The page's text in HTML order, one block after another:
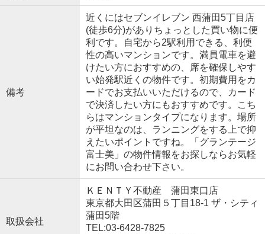
備考
近くにはセブンイレブン 西蒲田5丁目店
(徒歩6分)がありちょっとした買い物に便
利です。自宅から2駅利用できる、利便
性の高いマンションです。満員電車を避
けたい方におすすめの、席を確保しやす
い始発駅近くの物件です。初期費用をカ
ードでお支払いいただけるので、カード
で決済したい方にもおすすめです。こち
らはマンションタイプになります。場所
が平坦なのは、ランニングをする上で抑
えたいポイントですね。「グランテージ
富士美」の物件情報をお探しならお気軽
にお問い合わせ下さい。
取扱会社
ＫＥＮＴＹ不動産 蒲田東口店
東京都大田区蒲田５丁目18-1 ザ・シティ
蒲田5階
TEL:03-6428-7825